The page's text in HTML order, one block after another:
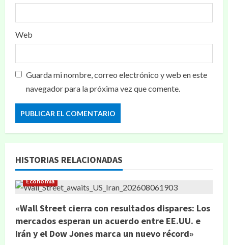
Web
Guarda mi nombre, correo electrónico y web en este
navegador para la próxima vez que comente.
HISTORIAS RELACIONADAS
Economía
«Wall Street cierra con resultados dispares: Los
mercados esperan un acuerdo entre EE.UU. e
Irán y el Dow Jones marca un nuevo récord»